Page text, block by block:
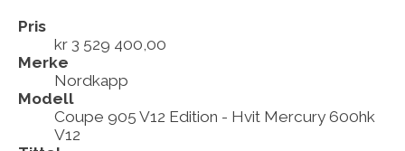
Pris
kr 3 529 400,00
Merke
Nordkapp
Modell
Coupe 905 V12 Edition - Hvit Mercury 600hk
V12